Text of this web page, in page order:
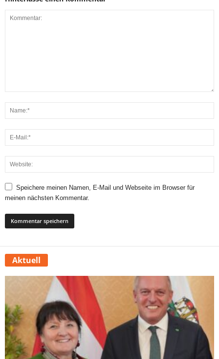
Speichere meinen Namen, E-Mail und Webseite im Browser für
meinen nächsten Kommentar.
Aktuell